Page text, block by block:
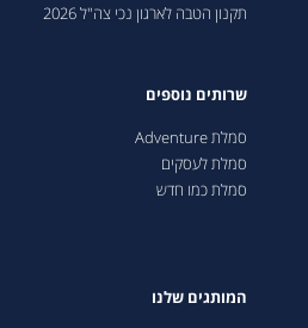
תקנון הטבה לארגון נכי צה"ל 2026
שרותים נוספים
סמלת Adventure
סמלת לעסקים
סמלת כמו חדש
המותגים שלנו